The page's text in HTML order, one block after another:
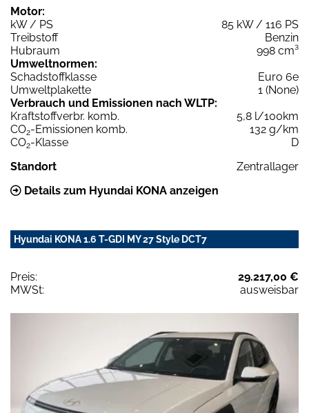
Motor:
kW / PS
85 kW / 116 PS
Treibstoff
Benzin
Hubraum
998 cm³
Umweltnormen:
Schadstoffklasse
Euro 6e
Umweltplakette
1 (None)
Verbrauch und Emissionen nach WLTP:
Kraftstoffverbr. komb.
5,8 l/100km
CO2-Emissionen komb.
132 g/km
CO2-Klasse
D
Standort
Zentrallager
Details zum Hyundai KONA anzeigen
Hyundai KONA 1.6 T-GDI MY 27 Style DCT7
Preis:
29.217,00 €
MWSt:
ausweisbar